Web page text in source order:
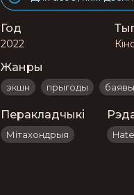
Год
2022
Жанры
экшн прыгоды
Перакладчыкі
Мітахондрыя